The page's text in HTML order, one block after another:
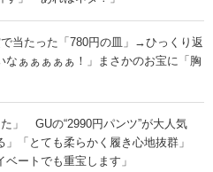
当たった「780円の皿」→ひっくり返
ぁぁぁぁぁ！」まさかのお宝に「胸
た」 GUの“2990円パンツ”が大人気
」「とても柔らかく履き心地抜群」
ベートでも重宝します」